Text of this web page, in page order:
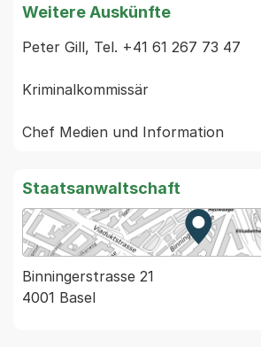
Weitere Auskünfte
Peter Gill, Tel. +41 61 267 73 47
Kriminalkommissär
Staatsanwaltschaft
Zur
Externer
Binningerstrasse 21
4001 Basel